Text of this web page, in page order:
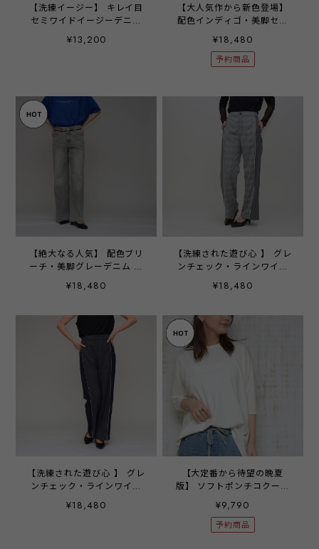
【洗練イージー】 キレイ目
セミワイドイージーデニム
‐ LEVK‐26519 ‐
¥13,200
【大人気作から新色登場】
配色インディゴ・美脚セミ
ワイドデニム ‐ LERK-
26513B ‐
¥18,480
予約商品
【絶大なる人気】 配色ブリ
ーチ・美脚グレーデニム ‐
LERK-26513 ‐
¥18,480
【洗練された遊び心 】 グレ
ンチェック・ラインワイド
パンツ - LEI-25132 グレー×
グレー ｰ
¥18,480
【洗練された遊び心 】 グレ
ンチェック・ラインワイド
パンツ - LEI-25132 チャコ
ール×ネイビーｰ
¥18,480
【大定番から待望の晩夏
版】 ソフトポンチコクーン
プルオーバー ‐ LER-2692
オフ ‐
¥9,790
予約商品